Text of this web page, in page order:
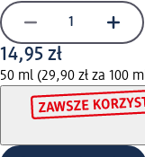
14,95 zł
50 ml (29,90 zł za 100